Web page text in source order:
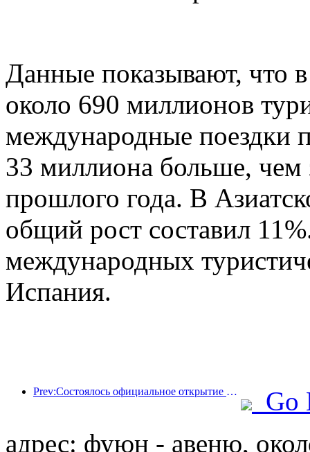
Данные показывают, что
около 690 миллионов
международные поездки
33 миллиона больше, чем
прошлого года. В
общий рост составил
международных
Испания.
Prev:Состоялось официальное открытие четырех культурных объектов, включая недавно построенный «Зал поэзии Цзиньлин» в живописном районе озера Сюаньу в Нанкине.
Go
адрес: фуюн - авеню,